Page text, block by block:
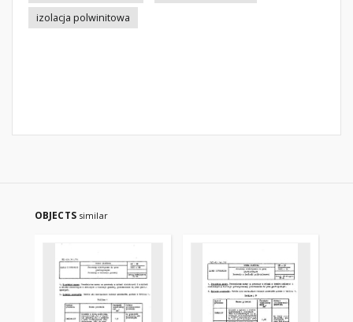
izolacja polwinitowa
OBJECTS similar